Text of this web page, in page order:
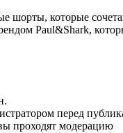
шорты, которые
Paul&Shark,
перед
проходят модерацию